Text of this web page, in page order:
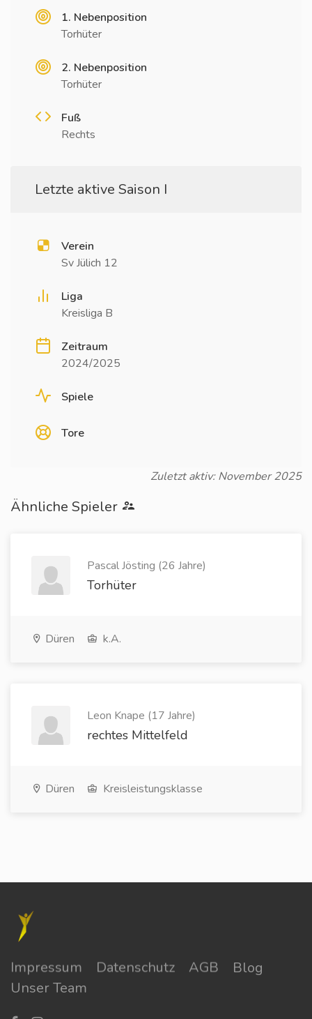
1. Nebenposition
Torhüter
2. Nebenposition
Torhüter
Fuß
Rechts
Letzte aktive Saison I
Verein
Sv Jülich 12
Liga
Kreisliga B
Zeitraum
2024/2025
Spiele
Tore
Zuletzt aktiv: November 2025
Ähnliche Spieler
Pascal Jösting (26 Jahre)
Torhüter
Düren k.A.
Leon Knape (17 Jahre)
rechtes Mittelfeld
Düren Kreisleistungsklasse
Impressum Datenschutz AGB
Blog
Unser Team